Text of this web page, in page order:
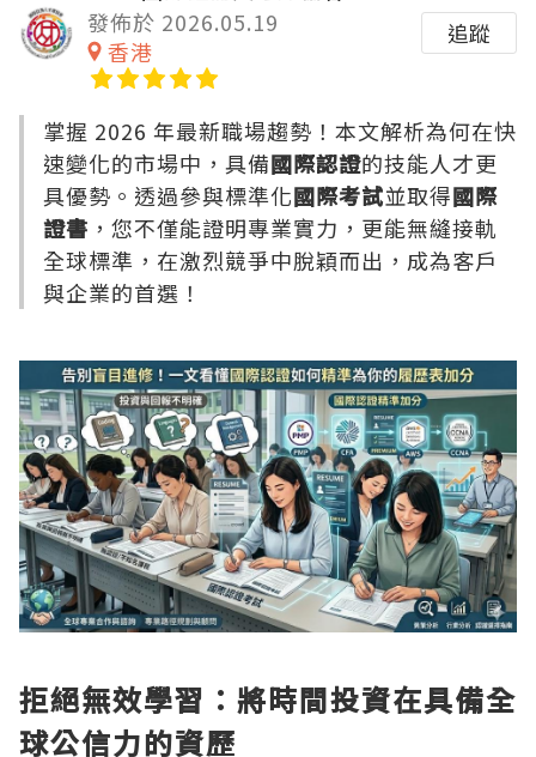
發佈於 2026.05.19
香港
追蹤
掌握 2026 年最新職場趨勢！本文解析為何在快
速變化的市場中，具備國際認證的技能人才更
具優勢。透過參與標準化國際考試並取得國際
證書 ，您不僅能證明專業實力，更能無縫接軌
全球標準，在激烈競爭中脫穎而出，成為客戶
與企業的首選！
拒絕無效學習：將時間投資在具備全
球公信力的資歷